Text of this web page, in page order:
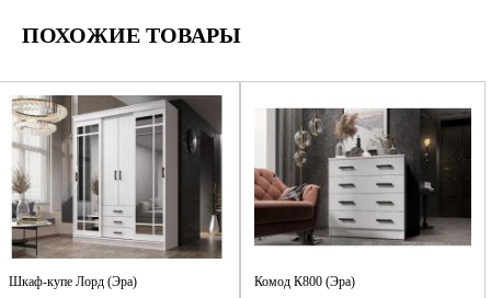
ПОХОЖИЕ ТОВАРЫ
Шкаф-купе Лорд (Эра) Комод К800 (Эра)